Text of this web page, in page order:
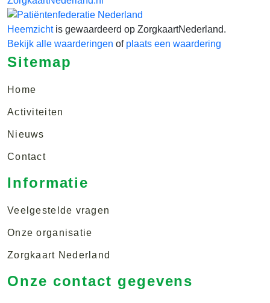
Heemzichtis gewaardeerd op ZorgkaartNederland.
Bekijk alle waarderingen of plaats een waardering
Sitemap
Home
Activiteiten
Nieuws
Contact
Informatie
Veelgestelde vragen
Onze organisatie
Zorgkaart Nederland
Onze contact gegevens